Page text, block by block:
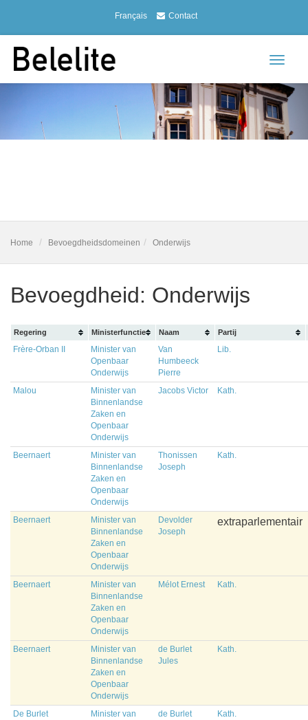
Français Contact
Toggle
Home Bevoegdheidsdomeinen Onderwijs
Bevoegdheid: Onderwijs
Regering Ministerfunctie Naam Partij
Frère-Orban II
Minister van
Openbaar
Onderwijs
Van
Humbeeck
Pierre
Lib.
Malou
Minister van
Binnenlandse
Zaken en
Openbaar
Onderwijs
Jacobs Victor Kath.
Beernaert
Minister van
Binnenlandse
Zaken en
Openbaar
Onderwijs
Thonissen
Joseph
Kath.
Beernaert
Minister van
Binnenlandse
Zaken en
Openbaar
Onderwijs
Devolder
Joseph
extraparlementair
Beernaert
Minister van
Binnenlandse
Zaken en
Openbaar
Onderwijs
Mélot Ernest Kath.
Beernaert
Minister van
Binnenlandse
Zaken en
Openbaar
Onderwijs
de Burlet
Jules
Kath.
De Burlet
Minister van
de Burlet
Kath.